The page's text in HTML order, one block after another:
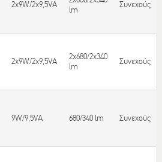
2x9W/2x9,5VA
lm
Συνεχούς
2x9W/2x9,5VA
2x680/2x340
lm
Συνεχούς
9W/9,5VA 680/340 lm Συνεχούς